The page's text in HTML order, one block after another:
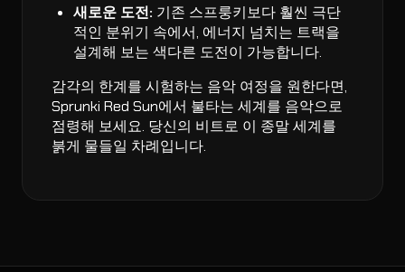
새로운 도전: 기존 스프룽키보다 훨씬 극단
적인 분위기 속에서, 에너지 넘치는 트랙을
설계해 보는 색다른 도전이 가능합니다.
감각의 한계를 시험하는 음악 여정을 원한다면,
Sprunki Red Sun에서 불타는 세계를 음악으로
점령해 보세요. 당신의 비트로 이 종말 세계를
붉게 물들일 차례입니다.